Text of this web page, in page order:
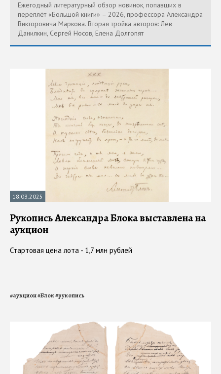
Ежегодный литературный обзор новинок, попавших в
переплёт «Большой книги» – 2026, профессора Александра
Викторовича Маркова. Вторая тройка авторов: Лев
Данилкин, Сергей Носов, Елена Долгопят
18.03.2025
Рукопись Александра Блока выставлена на
аукцион
Стартовая цена лота - 1,7 млн рублей
#аукцион#Блок#рукопись